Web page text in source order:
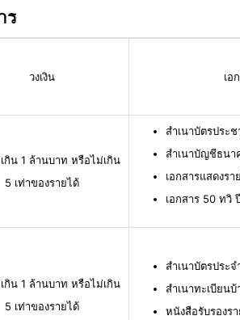
วงเงิน เอ
กิน 1 ล้านบาท หรือไม่เกิน
5 เท่าของรายได้
สำเนาบัตรประ
สำเนาบัญชีธนา
เอกสารแสดงรา
เอกสาร 50 ทวิ
กิน 1 ล้านบาท หรือไม่เกิน
5 เท่าของรายได้
สำเนาบัตรประ
สำเนาทะเบียนบ้
หนังสือรับรองร